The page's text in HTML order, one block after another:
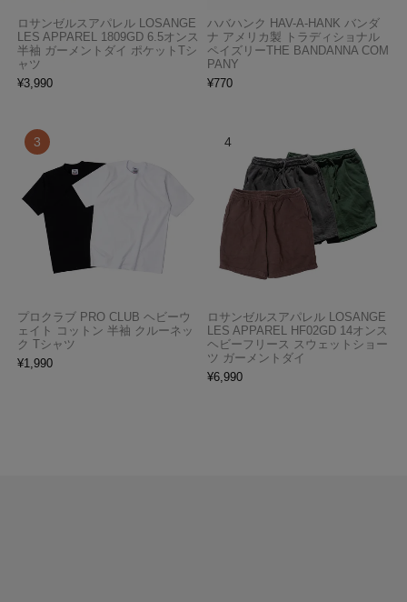
ロサンゼルスアパレル LOSANGE
LES APPAREL 1809GD 6.5オンス
半袖 ガーメントダイ ポケットTシ
ャツ
¥3,990
ハバハンク HAV-A-HANK バンダ
ナ アメリカ製 トラディショナル
ペイズリーTHE BANDANNA COM
PANY
¥770
プロクラブ PRO CLUB ヘビーウ
ェイト コットン 半袖 クルーネッ
ク Tシャツ
¥1,990
ロサンゼルスアパレル LOSANGE
LES APPAREL HF02GD 14オンス
ヘビーフリース スウェットショー
ツ ガーメントダイ
¥6,990